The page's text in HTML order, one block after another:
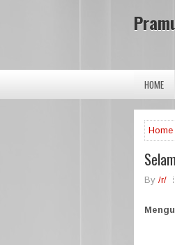
HOME
Home
By /r/